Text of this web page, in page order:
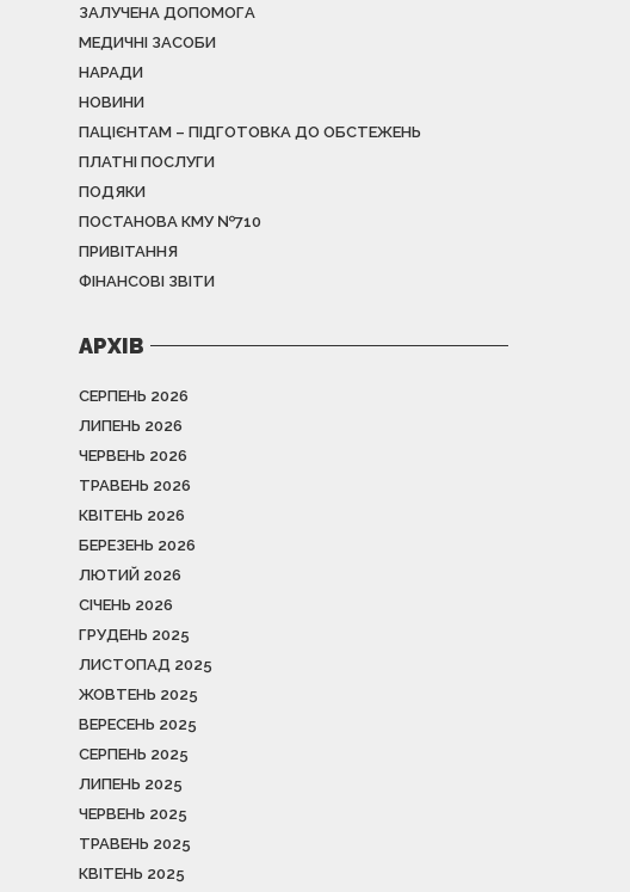
ЗАЛУЧЕНА ДОПОМОГА
МЕДИЧНІ ЗАСОБИ
НАРАДИ
НОВИНИ
ПАЦІЄНТАМ – ПІДГОТОВКА ДО ОБСТЕЖЕНЬ
ПЛАТНІ ПОСЛУГИ
ПОДЯКИ
ПОСТАНОВА КМУ №710
ПРИВІТАННЯ
ФІНАНСОВІ ЗВІТИ
АРХІВ
СЕРПЕНЬ 2026
ЛИПЕНЬ 2026
ЧЕРВЕНЬ 2026
ТРАВЕНЬ 2026
КВІТЕНЬ 2026
БЕРЕЗЕНЬ 2026
ЛЮТИЙ 2026
СІЧЕНЬ 2026
ГРУДЕНЬ 2025
ЛИСТОПАД 2025
ЖОВТЕНЬ 2025
ВЕРЕСЕНЬ 2025
СЕРПЕНЬ 2025
ЛИПЕНЬ 2025
ЧЕРВЕНЬ 2025
ТРАВЕНЬ 2025
КВІТЕНЬ 2025